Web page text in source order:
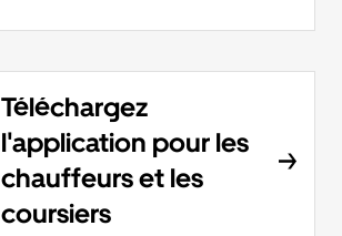
Téléchargez
l'application pour les
chauffeurs et les
coursiers